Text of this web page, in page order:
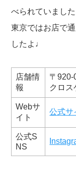
べられていました
東京ではお店で
したよ♩
店舗情
報
〒920-
クロス
Webサ
イト
公式サ
公式S
NS